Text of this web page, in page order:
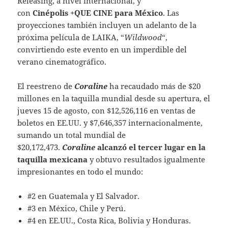
conCinépolis +QUE CINE para México. Las
proyecciones también incluyen un adelanto de la
próxima película de LAIKA, “Wildwood“,
convirtiendo este evento en un imperdible del
verano cinematográfico.
El reestreno de Coraline ha recaudado más de $20
millones en la taquilla mundial desde su apertura, el
jueves 15 de agosto, con $12,526,116 en ventas de
boletos en EE.UU. y $7,646,357 internacionalmente,
sumando un total mundial de
$20,172,473. Coraline alcanzó el tercer lugar en la
taquilla mexicana y obtuvo resultados igualmente
impresionantes en todo el mundo:
#2 en Guatemala y El Salvador.
#3 en México, Chile y Perú.
#4 en EE.UU., Costa Rica, Bolivia y Honduras.